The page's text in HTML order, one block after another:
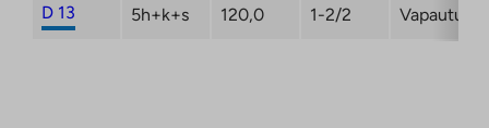
D 13 5h+k+s 120,0 1-2/2